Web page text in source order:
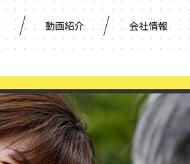
動画紹介 会社情報